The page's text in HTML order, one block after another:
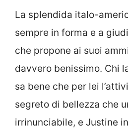
La splendida italo-
sempre in forma e a
che propone ai suoi
davvero benissimo. Chi
sa bene che per lei
segreto di bellezza che
irrinunciabile, e Justine